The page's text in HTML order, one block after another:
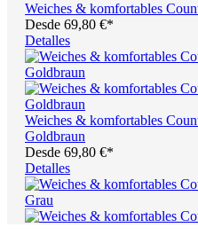
Weiches & komfortables
Desde 69,80 €*
Detalles
Weiches & komfortables
Goldbraun
Desde 69,80 €*
Detalles